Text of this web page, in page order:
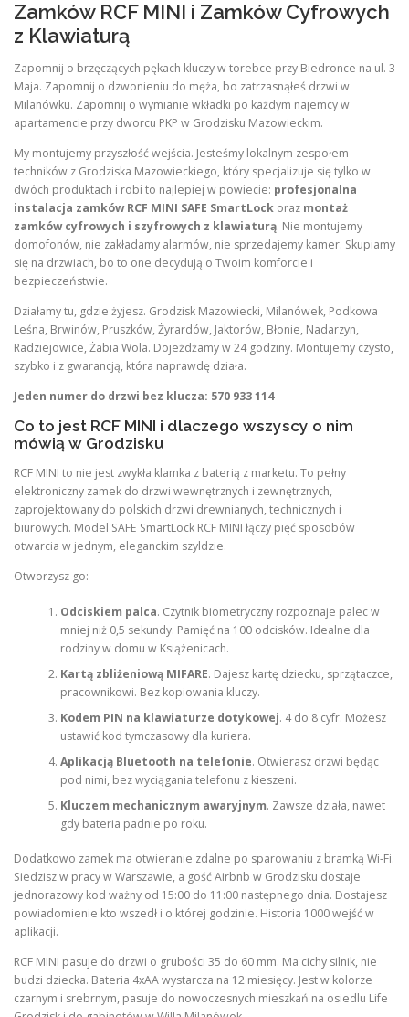
Zamków RCF MINI i Zamków Cyfrowych
z Klawiaturą
Zapomnij o brzęczących pękach kluczy w torebce przy Biedronce na ul. 3
Maja. Zapomnij o dzwonieniu do męża, bo zatrzasnąłeś drzwi w
Milanówku. Zapomnij o wymianie wkładki po każdym najemcy w
apartamencie przy dworcu PKP w Grodzisku Mazowieckim.
My montujemy przyszłość wejścia. Jesteśmy lokalnym zespołem
techników z Grodziska Mazowieckiego, który specjalizuje się tylko w
dwóch produktach i robi to najlepiej w powiecie: profesjonalna
instalacja zamków RCF MINI SAFE SmartLock oraz montaż
zamków cyfrowych i szyfrowych z klawiaturą. Nie montujemy
domofonów, nie zakładamy alarmów, nie sprzedajemy kamer. Skupiamy
się na drzwiach, bo to one decydują o Twoim komforcie i
bezpieczeństwie.
Działamy tu, gdzie żyjesz. Grodzisk Mazowiecki, Milanówek, Podkowa
Leśna, Brwinów, Pruszków, Żyrardów, Jaktorów, Błonie, Nadarzyn,
Radziejowice, Żabia Wola. Dojeżdżamy w 24 godziny. Montujemy czysto,
szybko i z gwarancją, która naprawdę działa.
Jeden numer do drzwi bez klucza: 570 933 114
Co to jest RCF MINI i dlaczego wszyscy o nim
mówią w Grodzisku
RCF MINI to nie jest zwykła klamka z baterią z marketu. To pełny
elektroniczny zamek do drzwi wewnętrznych i zewnętrznych,
zaprojektowany do polskich drzwi drewnianych, technicznych i
biurowych. Model SAFE SmartLock RCF MINI łączy pięć sposobów
otwarcia w jednym, eleganckim szyldzie.
Otworzysz go:
Odciskiem palca. Czytnik biometryczny rozpoznaje palec w
mniej niż 0,5 sekundy. Pamięć na 100 odcisków. Idealne dla
rodziny w domu w Książenicach.
Kartą zbliżeniową MIFARE. Dajesz kartę dziecku, sprzątaczce,
pracownikowi. Bez kopiowania kluczy.
Kodem PIN na klawiaturze dotykowej. 4 do 8 cyfr. Możesz
ustawić kod tymczasowy dla kuriera.
Aplikacją Bluetooth na telefonie. Otwierasz drzwi będąc
pod nimi, bez wyciągania telefonu z kieszeni.
Kluczem mechanicznym awaryjnym. Zawsze działa, nawet
gdy bateria padnie po roku.
Dodatkowo zamek ma otwieranie zdalne po sparowaniu z bramką Wi-Fi.
Siedzisz w pracy w Warszawie, a gość Airbnb w Grodzisku dostaje
jednorazowy kod ważny od 15:00 do 11:00 następnego dnia. Dostajesz
powiadomienie kto wszedł i o której godzinie. Historia 1000 wejść w
aplikacji.
RCF MINI pasuje do drzwi o grubości 35 do 60 mm. Ma cichy silnik, nie
budzi dziecka. Bateria 4xAA wystarcza na 12 miesięcy. Jest w kolorze
czarnym i srebrnym, pasuje do nowoczesnych mieszkań na osiedlu Life